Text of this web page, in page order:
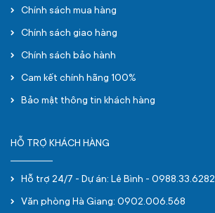
Chính sách mua hàng
Chính sách giao hàng
Chính sách bảo hành
Cam kết chính hãng 100%
Bảo mật thông tin khách hàng
HỖ TRỢ KHÁCH HÀNG
Hỗ trợ 24/7 - Dự án: Lê Bình - 0988.33.6282
Văn phòng Hà Giang: 0902.006.568